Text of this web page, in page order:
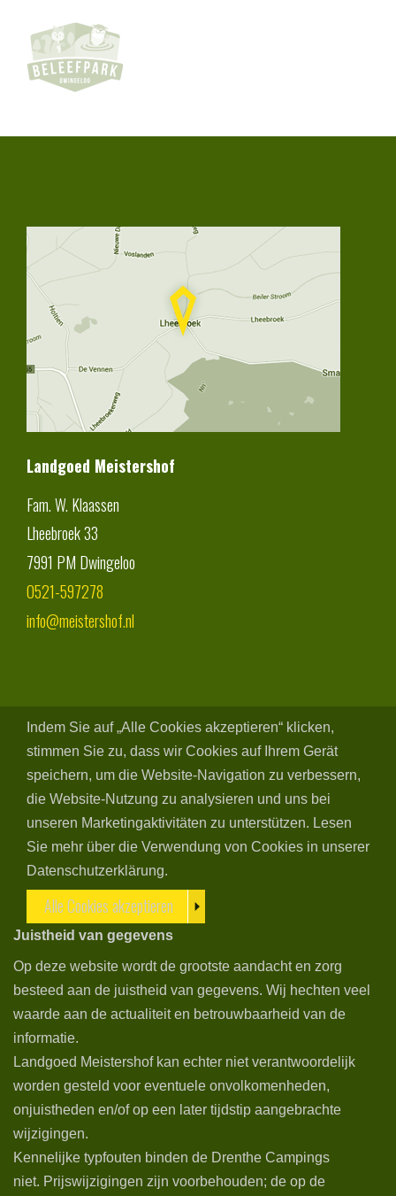
Landgoed Meistershof
Fam. W. Klaassen
Lheebroek 33
7991 PM Dwingeloo
0521-597278
info@meistershof.nl
Indem Sie auf „Alle Cookies akzeptieren“ klicken,
stimmen Sie zu, dass wir Cookies auf Ihrem Gerät
speichern, um die Website-Navigation zu verbessern,
die Website-Nutzung zu analysieren und uns bei
unseren Marketingaktivitäten zu unterstützen. Lesen
Sie mehr über die Verwendung von Cookies in unserer
Datenschutzerklärung.
Alle Cookies akzeptieren
Juistheid van gegevens
Op deze website wordt de grootste aandacht en zorg
besteed aan de juistheid van gegevens. Wij hechten veel
waarde aan de actualiteit en betrouwbaarheid van de
informatie.
Landgoed Meistershof kan echter niet verantwoordelijk
worden gesteld voor eventuele onvolkomenheden,
onjuistheden en/of op een later tijdstip aangebrachte
wijzigingen.
Kennelijke typfouten binden de Drenthe Campings
niet. Prijswijzigingen zijn voorbehouden; de op de